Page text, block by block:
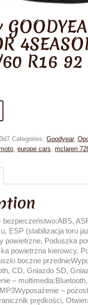
R16 92
Categories: Goodyear,
europe cars mclaren
bezpieczeństwo:ABS,
ESP (stabilizacja toru
powietrzne, Poduszka
powietrzna kierowcy,
boczne
CD, Gniazdo SD,
–
–
prędkości,